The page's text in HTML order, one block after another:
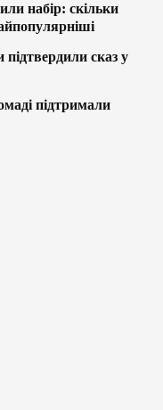
набір: скільки
сказ у
підтримали